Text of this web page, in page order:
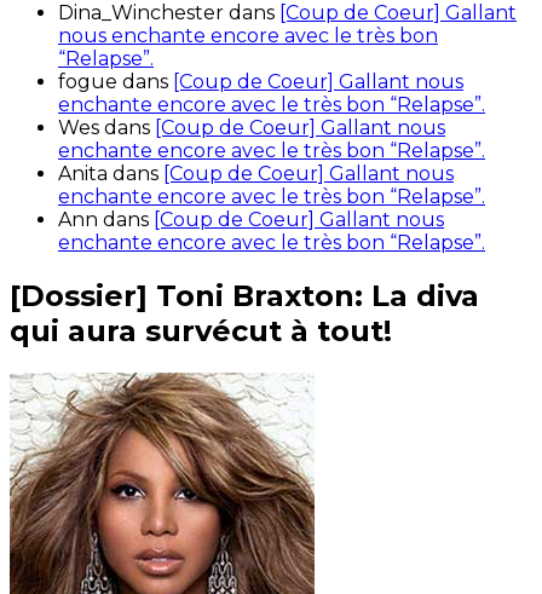
Dina_Winchester dans [Coup de Coeur] Gallant
nous enchante encore avec le très bon
“Relapse”.
fogue dans [Coup de Coeur] Gallant nous
enchante encore avec le très bon “Relapse”.
Wes dans [Coup de Coeur] Gallant nous
enchante encore avec le très bon “Relapse”.
Anita dans [Coup de Coeur] Gallant nous
enchante encore avec le très bon “Relapse”.
Ann dans [Coup de Coeur] Gallant nous
enchante encore avec le très bon “Relapse”.
[Dossier] Toni Braxton: La diva
qui aura survécut à tout!